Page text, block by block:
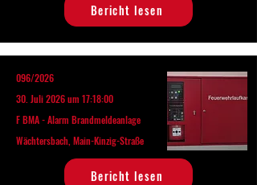
Bericht lesen
096/2026
30. Juli 2026 um 17:18:00
F BMA - Alarm Brandmeldeanlage
Wächtersbach, Main-Kinzig-Straße
Bericht lesen